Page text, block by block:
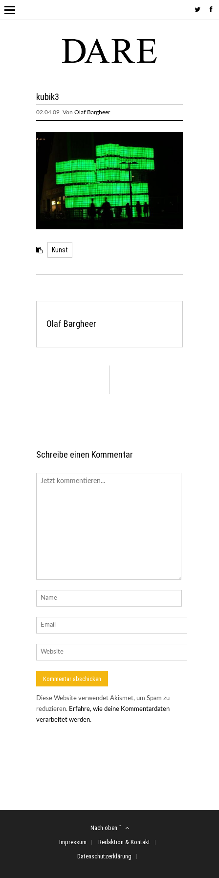
kubik3
02.04.09 Von Olaf Bargheer
Kunst
Olaf Bargheer
Schreibe einen Kommentar
Diese Website verwendet Akismet, um Spam zu
reduzieren. Erfahre, wie deine Kommentardaten
verarbeitet werden.
Nach oben ˆ
Impressum
Redaktion & Kontakt
Datenschutzerklärung